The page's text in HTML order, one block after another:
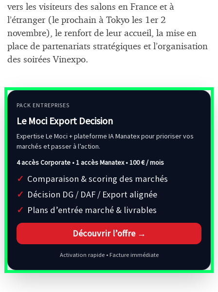
vers les visiteurs des salons en France et à
l’étranger (le prochain à Tokyo les 1er 2
novembre), le renfort de leur accueil, la mise en
place de partenariats stratégiques et l’organisation
des soirées Vinexpo.
PACK ENTREPRISES
Le Moci Export Decision
Expertise Le Moci + plateforme IA Manatex pour prioriser vos
marchés et passer à l’action.
4 accès Corporate • 1 accès Manatex •100 € / mois
Comparaison & scoring des marchés
Décision DG / DAF / Export alignée
Plans d’entrée marché & livrables
Découvrir l’offre →
Activation rapide • Facture immédiate